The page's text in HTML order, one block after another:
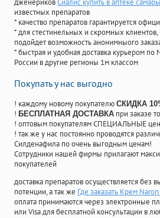
дженериковСиалис купить в аптеке самары
известных препаратов
* качество препаратов гарантируется
* для стестинельных и скромных
подойдет возможность анонимныого
* быстрая и удобная доставка курьером по
России в другие регионы 1м классом
Покупать у нас выгодно
! каждому новому покупателю СКИДКА
! БЕСПЛАТНАЯ ДОСТАВКА при заказе
! оптовым покупателям СПЕЦИАЛЬНЫЕ
! так же у нас постоянно проводятся
Силденафила по очень выгодным ценам!
Cотрудники нашей фирмы прилагают
покупателей
доставка препаратов осуществляется без
потенции, а так же Где заказать Крем
оплата принимаются через электронные
или Visa для бесплатной консультации в